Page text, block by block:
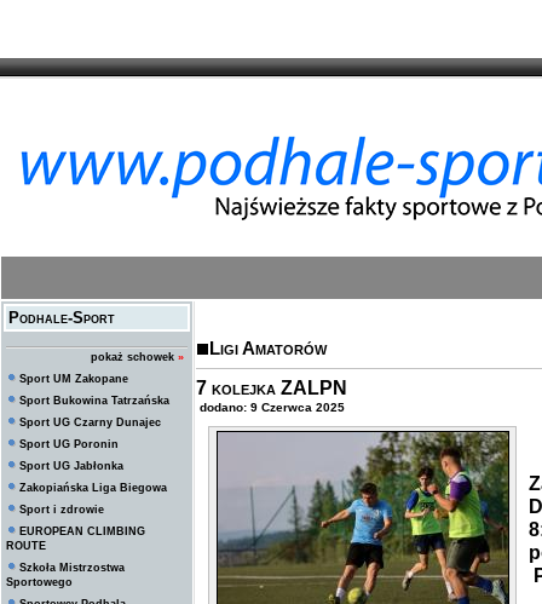
Podhale-Sport
pokaż schowek »
Sport UM Zakopane
Sport Bukowina Tatrzańska
Sport UG Czarny Dunajec
Sport UG Poronin
Sport UG Jabłonka
Zakopiańska Liga Biegowa
Sport i zdrowie
EUROPEAN CLIMBING
ROUTE
Szkoła Mistrzostwa
Sportowego
Ligi Amatorów
7 kolejka ZALPN
dodano: 9 Czerwca 2025